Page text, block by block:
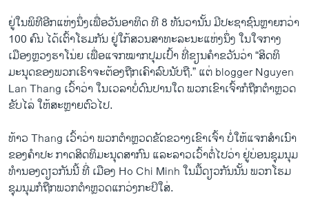
ຢູ່ໃນພິທີ​ອີກ​ແຫ່ງ​ນຶ່ງເພື່ອ​ວັນ​ອາທິດ​ ທີ 8 ທັນວານັ້ນ ມີ​ປະຊາຊົນ​ຫຼາຍ​ກວ່າ
100 ຄົນ ​ໄດ້​ເຕົ້າ​ໂຮມ​ກັນ ຢູ່​ໃກ້​ສວນສາ​ທະ​ລະນະ​ແຫ່ງ​ນຶ່ງ ໃນ​ໃຈກາງ​
ເມືອງຫຼວງ​ຮາ​ໂນ່ຍ ​ເພື່ອ​ແຈກ​ໝາກ​ປຸມ​ເປົ້າ ທີ່​ຂຽນ​ຄໍາ​ຂວັນ​ວ່າ “ສິດທິ​
ມະນຸດ​ຂອງພວກ​ເຮົາ​ຈະ​ຕ້ອງ​ຖືກ​ເຄົາລົບ​ນັບຖື​.” ​ແຕ່​ blogger Nguyen
Lan Thang ​ເວົ້າ​ວ່າ ​ໃນ​ເວລາບໍ່​ດົນ​ປານ​ໃດ ພວກ​ເຂົາ​ເຈົ້າ​ກໍ​ຖືກ​ຕໍາຫຼວດ​
ຂັບ​ໄລ່ ​ໃຫ້ສະຫຼາຍ​ຕົວ​ໄປ.
ທ້າວ Thang ​ເວົ້າ​ວ່າ ພວກຕໍາຫຼວດ​ຂັດຂວາງເຂົາ​ເຈົ້າ ບໍ່​ໃຫ້​ແຈກ​ສໍາ​ເນົາ​
ຂອງ​ຄໍາ​ປະ ກາດ​ສິດທິ​ມະນຸດສາກົນ ​ແລະ​ລາວເວົ້າ​ຕໍ່​ໄປ​ວ່າ ຢູ່​ບ່ອນ​ຊຸມ​ນຸມ
ທໍານອງ​ດຽວ​ກັນ​ນີ້ ​ທີ່ ເມືອງ Ho Chi Minh ​ໃນ​ມື້​ດຽວ​ກັນນັ້ນ ພວກໂຮມ​
ຊຸມນຸມກໍ​ຖືກ​ພວກ​ຕໍາຫຼວດ​ແກວ່ງ​ກະປິ​ໃສ່.